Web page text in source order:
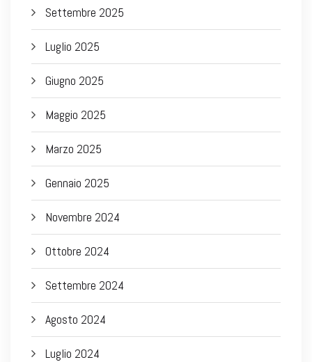
Settembre 2025
Luglio 2025
Giugno 2025
Maggio 2025
Marzo 2025
Gennaio 2025
Novembre 2024
Ottobre 2024
Settembre 2024
Agosto 2024
Luglio 2024